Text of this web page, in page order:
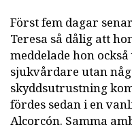
Först fem dagar
Teresa så dålig att
meddelade hon
sjukvårdare utan
skyddsutrustning
fördes sedan i en
Alcorcón. Samma